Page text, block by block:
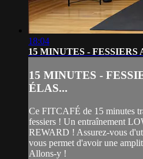
18:04
15 MINUTES -
15 MINUTES -
ÉLAS...
Ce FITCAFÉ de 15 minutes
fessiers ! Un entraînement
REWARD ! Assurez-vous
vous permet d'avoir une
Allons-y !